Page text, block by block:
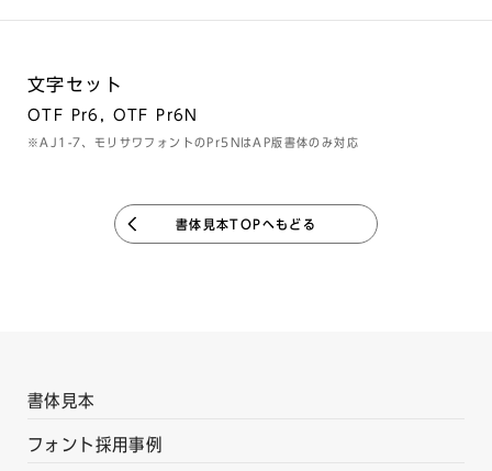
文字セット
OTF Pr6, OTF Pr6N
※AJ1-7、モリサワフォントのPr5NはAP版書体のみ対応
書体見本TOPへもどる
書体見本
フォント採用事例